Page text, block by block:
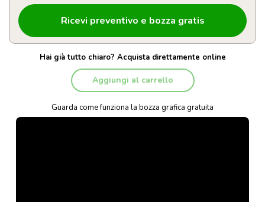
Hai già tutto chiaro? Acquista direttamente online
Aggiungi al carrello
Guarda come funziona la bozza grafica gratuita